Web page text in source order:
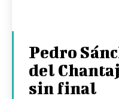
Pedro
del
sin final